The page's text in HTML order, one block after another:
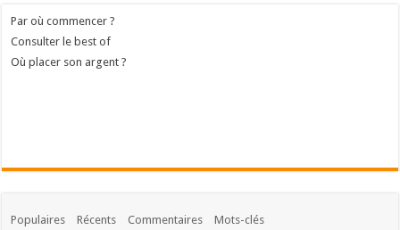
Par où commencer ?
Consulter le best of
Où placer son argent ?
Populaires Récents Commentaires Mots-clés